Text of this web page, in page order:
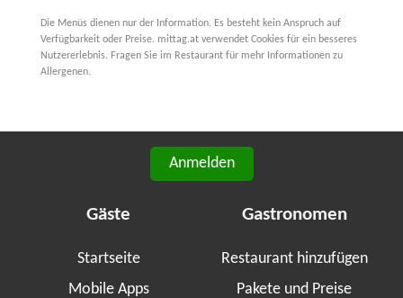
Die Menüs dienen nur der Information. Es besteht kein Anspruch auf
Verfügbarkeit oder Preise. mittag.at verwendet Cookies für ein besseres
Nutzererlebnis. Fragen Sie im Restaurant für mehr Informationen zu
Allergenen.
Anmelden
Gäste
Startseite
Mobile Apps
Gastronomen
Restaurant hinzufügen
Pakete und Preise